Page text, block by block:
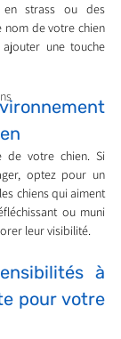
en strass ou des
nom de votre chien
une touche
de votre chien. Si
optez pour un
chiens qui aiment
ou muni
leur visibilité.
à
pour votre